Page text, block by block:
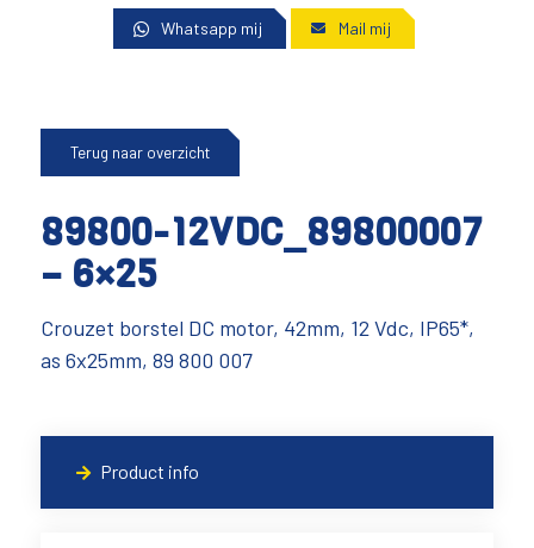
Whatsapp mij Mail mij
Terug naar overzicht
89800-12VDC_89800007
– 6×25
Crouzet borstel DC motor, 42mm, 12 Vdc, IP65*,
as 6x25mm, 89 800 007
Product info